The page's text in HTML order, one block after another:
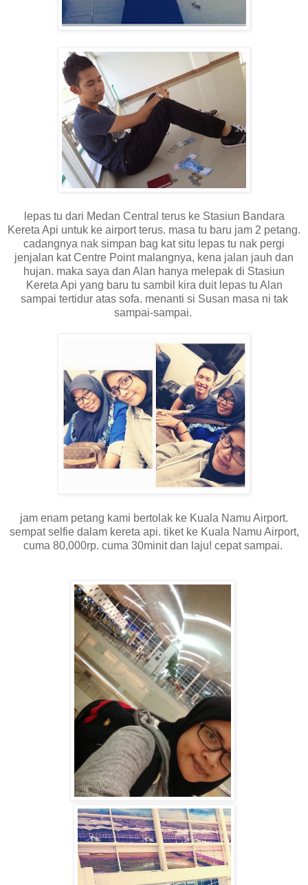
lepas tu dari Medan Central terus ke Stasiun Bandara
Kereta Api untuk ke airport terus. masa tu baru jam 2 petang.
cadangnya nak simpan bag kat situ lepas tu nak pergi
jenjalan kat Centre Point malangnya, kena jalan jauh dan
hujan. maka saya dan Alan hanya melepak di Stasiun
Kereta Api yang baru tu sambil kira duit lepas tu Alan
sampai tertidur atas sofa. menanti si Susan masa ni tak
sampai-sampai.
jam enam petang kami bertolak ke Kuala Namu Airport.
sempat selfie dalam kereta api. tiket ke Kuala Namu Airport,
cuma 80,000rp. cuma 30minit dan laju! cepat sampai.